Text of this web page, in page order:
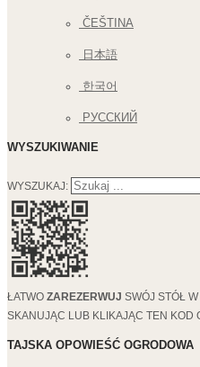
ČEŠTINA
日本語
한국어
РУССКИЙ
WYSZUKIWANIE
WYSZUKAJ:
ŁATWO ZAREZERWUJ SWÓJ STÓŁ
SKANUJĄC LUB KLIKAJĄC TEN KOD
TAJSKA OPOWIEŚĆ OGRODOWA